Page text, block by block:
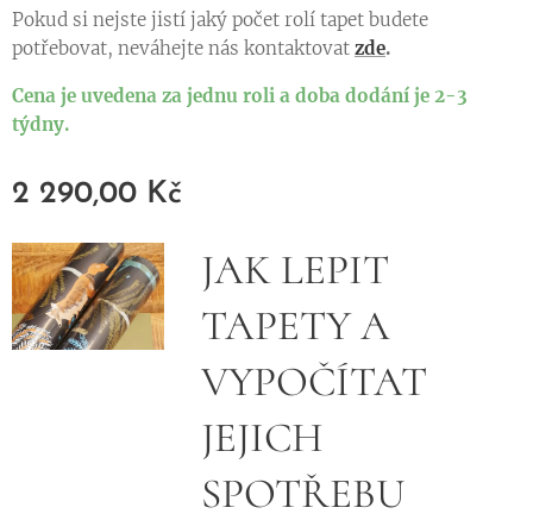
Pokud si nejste jistí jaký počet rolí tapet budete
potřebovat, neváhejte nás kontaktovat zde.
Cena je uvedena za jednu roli a doba dodání je 2-3
týdny.
2 290,00 Kč
JAK LEPIT
TAPETY A
VYPOČÍTAT
JEJICH
SPOTŘEBU